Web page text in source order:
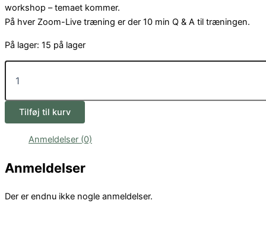
workshop – temaet kommer.
På hver Zoom-Live træning er der 10 min Q & A til træningen.
På lager: 15 på lager
Tilføj til kurv
Anmeldelser (0)
Anmeldelser
Der er endnu ikke nogle anmeldelser.